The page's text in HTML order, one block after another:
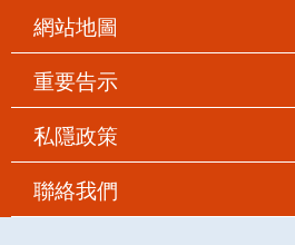
網站地圖
重要告示
私隱政策
聯絡我們